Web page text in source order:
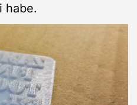
habe.